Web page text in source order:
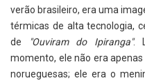
verão brasileiro, era uma
térmicas de alta tecnologia,
de
"Ouviram do Ipiranga".
momento, ele não era
norueguesas; ele era o